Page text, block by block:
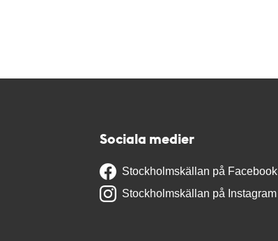
Sociala medier
Stockholmskällan på Facebook
Stockholmskällan på Instagram